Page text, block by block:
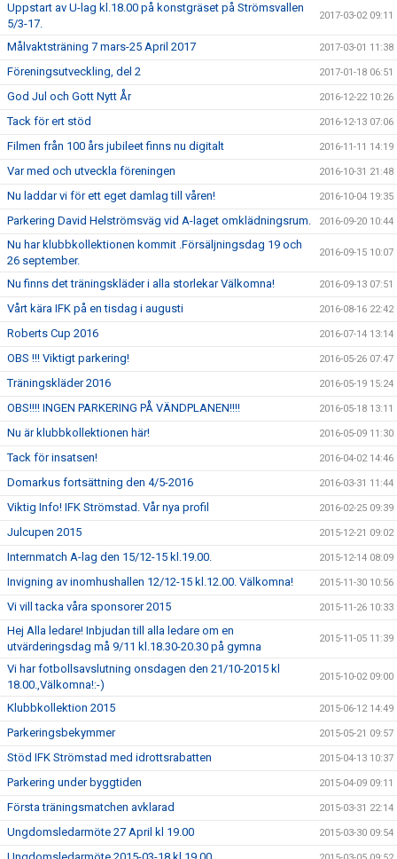
Uppstart av U-lag kl.18.00 på konstgräset på Strömsvallen
5/3-17.
2017-03-02 09:11
Målvaktsträning 7 mars-25 April 2017 2017-03-01 11:38
Föreningsutveckling, del 2 2017-01-18 06:51
God Jul och Gott Nytt År 2016-12-22 10:26
Tack för ert stöd 2016-12-13 07:06
Filmen från 100 års jubileet finns nu digitalt 2016-11-11 14:19
Var med och utveckla föreningen 2016-10-31 21:48
Nu laddar vi för ett eget damlag till våren! 2016-10-04 19:35
Parkering David Helströmsväg vid A-laget omklädningsrum. 2016-09-20 10:44
Nu har klubbkollektionen kommit .Försäljningsdag 19 och
26 september.
2016-09-15 10:07
Nu finns det träningskläder i alla storlekar Välkomna! 2016-09-13 07:51
Vårt kära IFK på en tisdag i augusti 2016-08-16 22:42
Roberts Cup 2016 2016-07-14 13:14
OBS !!! Viktigt parkering! 2016-05-26 07:47
Träningskläder 2016 2016-05-19 15:24
OBS!!!! INGEN PARKERING PÅ VÄNDPLANEN!!!! 2016-05-18 13:11
Nu är klubbkollektionen här! 2016-05-09 11:30
Tack för insatsen! 2016-04-02 14:46
Domarkus fortsättning den 4/5-2016 2016-03-31 11:44
Viktig Info! IFK Strömstad. Vår nya profil 2016-02-25 09:39
Julcupen 2015 2015-12-21 09:02
Internmatch A-lag den 15/12-15 kl.19.00. 2015-12-14 08:09
Invigning av inomhushallen 12/12-15 kl.12.00. Välkomna! 2015-11-30 10:56
Vi vill tacka våra sponsorer 2015 2015-11-26 10:33
Hej Alla ledare! Inbjudan till alla ledare om en
utvärderingsdag må 9/11 kl.18.30-20.30 på gymna
2015-11-05 11:39
Vi har fotbollsavslutning onsdagen den 21/10-2015 kl
18.00.,Välkomna!:-)
2015-10-02 09:00
Klubbkollektion 2015 2015-06-12 14:49
Parkeringsbekymmer 2015-05-21 09:57
Stöd IFK Strömstad med idrottsrabatten 2015-04-13 10:37
Parkering under byggtiden 2015-04-09 09:11
Första träningsmatchen avklarad 2015-03-31 22:14
Ungdomsledarmöte 27 April kl 19.00 2015-03-30 09:54